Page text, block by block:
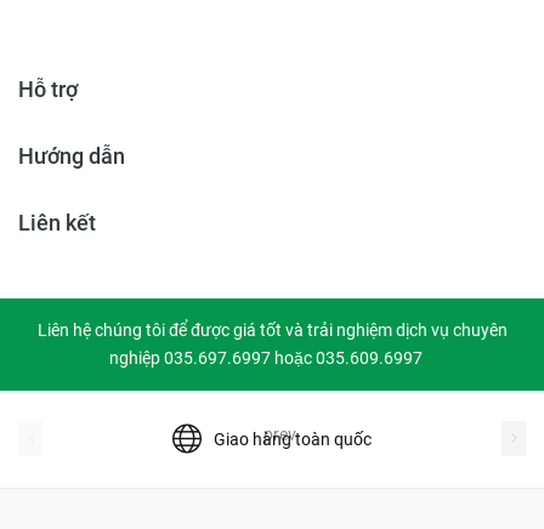
Hỗ trợ
Hướng dẫn
Liên kết
Liên hệ chúng tôi để được giá tốt và trải nghiệm dịch vụ chuyên
nghiệp 035.697.6997 hoặc 035.609.6997
Giao hàng toàn quốc
prev